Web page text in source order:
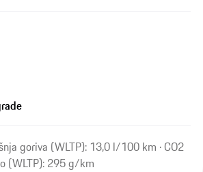
goriva (WLTP): 13,0 l/100 km · CO2
(WLTP): 295 g/km